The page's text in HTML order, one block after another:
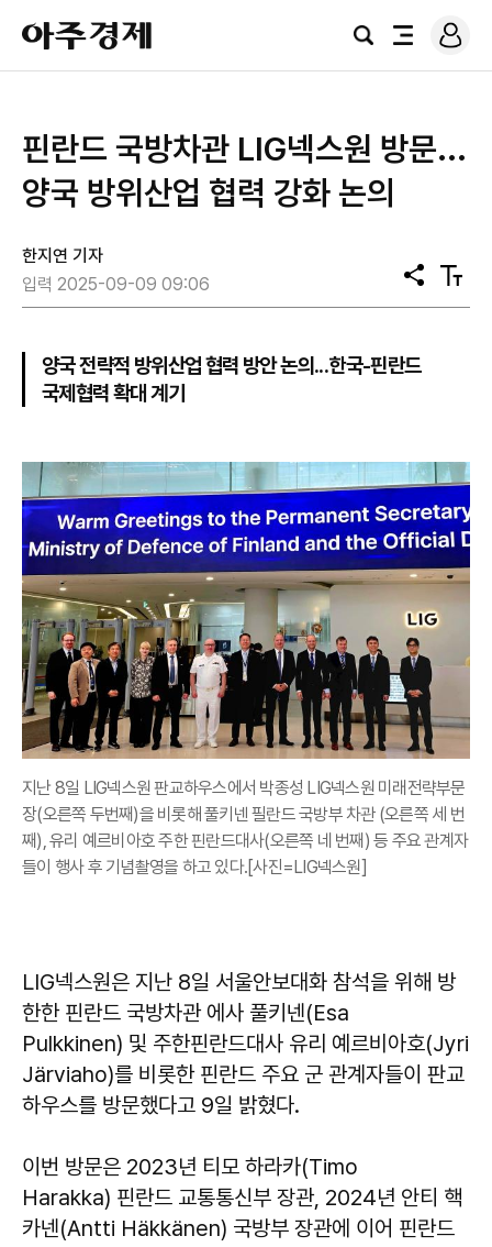
아
주
경
검
전
로
그
핀란드 국방차관 LIG넥스원 방문...
양국 방위산업 협력 강화 논의
한지연 기자
입력 2025-09-09 09:06
공
유
텍
스
양국 전략적 방위산업 협력 방안 논의...한국-핀란드
국제협력 확대 계기
지난 8일 LIG넥스원 판교하우스에서 박종성 LIG넥스원 미래전략부문
장(오른쪽 두번째)을 비롯해 풀키넨 필란드 국방부 차관 (오른쪽 세 번
째), 유리 예르비아호 주한 핀란드대사(오른쪽 네 번째) 등 주요 관계자
들이 행사 후 기념촬영을 하고 있다.[사진=LIG넥스원]
LIG넥스원은 지난 8일 서울안보대화 참석을 위해 방
한한 핀란드 국방차관 에사 풀키넨(Esa
Pulkkinen) 및 주한핀란드대사 유리 예르비아호(Jyri
Järviaho)를 비롯한 핀란드 주요 군 관계자들이 판교
하우스를 방문했다고 9일 밝혔다.
이번 방문은 2023년 티모 하라카(Timo
Harakka) 핀란드 교통통신부 장관, 2024년 안티 핵
카넨(Antti Häkkänen) 국방부 장관에 이어 핀란드